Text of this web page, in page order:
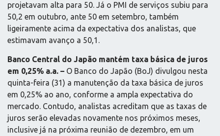
projetavam alta para 50. Já o PMI de serviços subiu para
50,2 em outubro, ante 50 em setembro, também
ligeiramente acima da expectativa dos analistas, que
estimavam avanço a 50,1.
Banco Central do Japão mantém taxa básica de juros
em 0,25% a.a. – O Banco do Japão (BoJ) divulgou nesta
quinta-feira (31) a manutenção da taxa básica de juros
em 0,25% ao ano, conforme a ampla expectativa do
mercado. Contudo, analistas acreditam que as taxas de
juros serão elevadas novamente nos próximos meses,
inclusive já na próxima reunião de dezembro, em um